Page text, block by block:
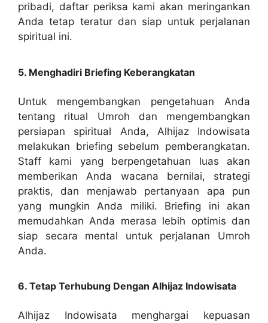
pribadi, daftar periksa kami akan meringankan
Anda tetap teratur dan siap untuk perjalanan
spiritual ini.
5. Menghadiri Briefing Keberangkatan
Untuk mengembangkan pengetahuan Anda
tentang ritual Umroh dan mengembangkan
persiapan spiritual Anda, Alhijaz Indowisata
melakukan briefing sebelum pemberangkatan.
Staff kami yang berpengetahuan luas akan
memberikan Anda wacana bernilai, strategi
praktis, dan menjawab pertanyaan apa pun
yang mungkin Anda miliki. Briefing ini akan
memudahkan Anda merasa lebih optimis dan
siap secara mental untuk perjalanan Umroh
Anda.
6. Tetap Terhubung Dengan Alhijaz Indowisata
Alhijaz Indowisata menghargai kepuasan